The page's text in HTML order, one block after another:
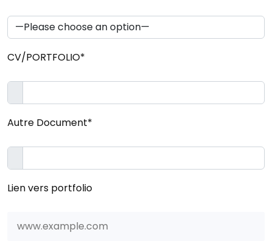
CV/PORTFOLIO*
Autre Document*
Lien vers portfolio